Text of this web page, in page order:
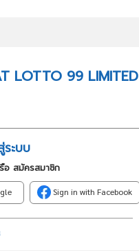
LOTTO 99 LIMITED
ะบบ
อ สมัครสมาชิก
Sign in with Facebook